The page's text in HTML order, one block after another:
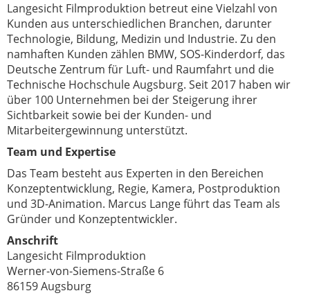
Langesicht Filmproduktion betreut eine Vielzahl von
Kunden aus unterschiedlichen Branchen, darunter
Technologie, Bildung, Medizin und Industrie. Zu den
namhaften Kunden zählen BMW, SOS-Kinderdorf, das
Deutsche Zentrum für Luft- und Raumfahrt und die
Technische Hochschule Augsburg. Seit 2017 haben wir
über 100 Unternehmen bei der Steigerung ihrer
Sichtbarkeit sowie bei der Kunden- und
Mitarbeitergewinnung unterstützt.
Team und Expertise
Das Team besteht aus Experten in den Bereichen
Konzeptentwicklung, Regie, Kamera, Postproduktion
und 3D-Animation. Marcus Lange führt das Team als
Gründer und Konzeptentwickler.
Anschrift
Langesicht Filmproduktion
Werner-von-Siemens-Straße 6
86159 Augsburg